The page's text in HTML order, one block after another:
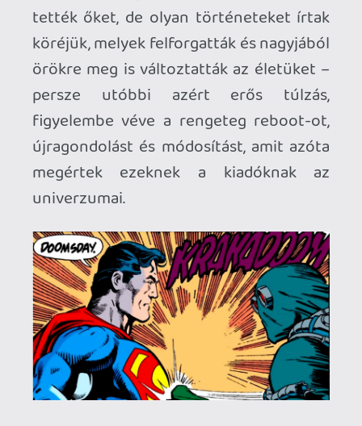
hitt klónja, aki – néhány sorstársával
együtt – rendesen megkavarta az
állóvizet, így gerjesztve hatalmas
felfordulást, nem csak a karakter
életében, hanem saját képregényeiben is,
amit a rajongók tömeges értetlenkedése
követett. De említhetném azt is, amikor
Bane eltörte Batman gerincét, így egy
időre tolószékbe kényszerítve Sötét
Lovagot. Helyét más hősök vették át, de
legyen szó akár a Falmászóról, akár a
fordulatoknak nem sok hatása volt a
jövőre nézve, legalábbis nem annyi, mint
amennyire az akkori olvasók számítottak
– hiába, akkoriban még viszonylag
újszerűnek számítottak ezek a dolgok,
ma meg már gyakorlatilag nincs olyan
neves szuperhős, akivel kapcsolatban
még ne húztak volna elő egy ilyen
kártyát.